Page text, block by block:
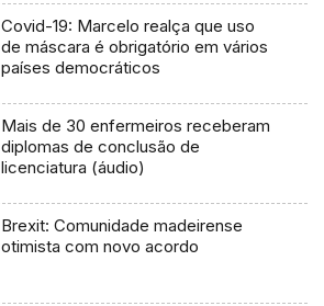
Covid-19: Marcelo realça que uso
de máscara é obrigatório em vários
países democráticos
Mais de 30 enfermeiros receberam
diplomas de conclusão de
licenciatura (áudio)
Brexit: Comunidade madeirense
otimista com novo acordo